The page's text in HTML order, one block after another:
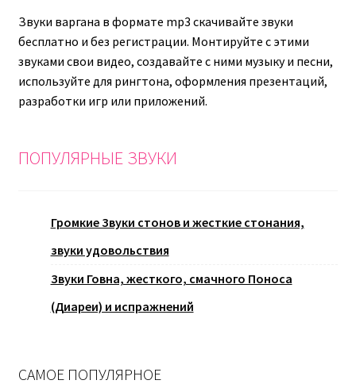
Звуки варгана в формате mp3 скачивайте звуки
бесплатно и без регистрации. Монтируйте с этими
звуками свои видео, создавайте с ними музыку и песни,
используйте для рингтона, оформления презентаций,
разработки игр или приложений.
ПОПУЛЯРНЫЕ ЗВУКИ
Громкие Звуки стонов и жесткие стонания,
звуки удовольствия
Звуки Говна, жесткого, смачного Поноса
(Диареи) и испражнений
САМОЕ ПОПУЛЯРНОЕ